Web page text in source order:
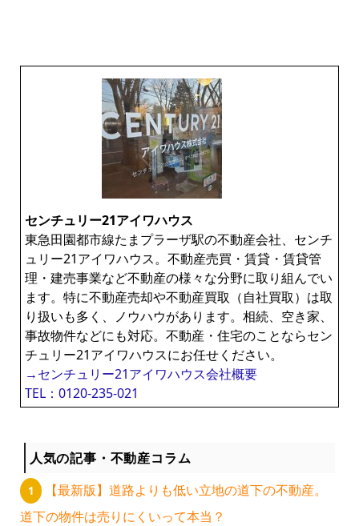
センチュリー21アイワハウス
東急田園都市線たまプラーザ駅の不動産会社、センチ
ュリー21アイワハウス。不動産売買・賃貸・賃貸管
理・建売事業など不動産の様々な分野に取り組んでい
ます。特に不動産売却や不動産買取（自社買取）は取
り扱いも多く、ノウハウがあります。相続、空き家、
事故物件などにも対応。不動産・住宅のことならセン
チュリー21アイワハウスにお任せください。
→センチュリー21アイワハウス会社概要
TEL：0120-235-021
人気の記事・不動産コラム
【最新版】道路よりも低い立地の道下の不動産。
道下の物件は売りにくいって本当？